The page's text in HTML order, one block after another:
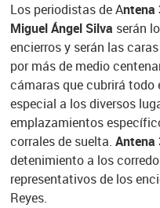
Los periodistas de Antena
Miguel Ángel Silva serán
encierros y serán las
por más de medio
cámaras que cubrirá todo
especial a los diversos
emplazamientos
corrales de suelta. Antena
detenimiento a los
representativos de los
Reyes.